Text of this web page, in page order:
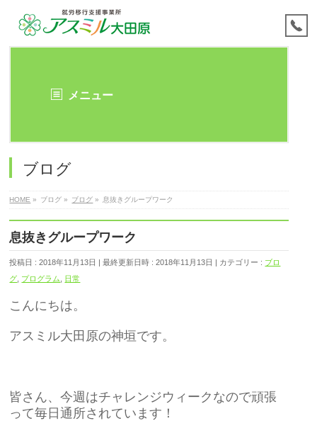
メニュー
ブログ
HOME » ブログ » ブログ » 息抜きグループワーク
息抜きグループワーク
投稿日 : 2018年11月13日 最終更新日時 : 2018年11月13日 カテゴリー : ブロ
グ プログラム 日常
こんにちは。
アスミル大田原の神垣です。
皆さん、今週はチャレンジウィークなので頑張
って毎日通所されています！